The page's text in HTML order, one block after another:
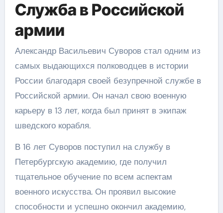
Служба в Российской
армии
Александр Васильевич Суворов стал одним из
самых выдающихся полководцев в истории
России благодаря своей безупречной службе в
Российской армии. Он начал свою военную
карьеру в 13 лет, когда был принят в экипаж
шведского корабля.
В 16 лет Суворов поступил на службу в
Петербургскую академию, где получил
тщательное обучение по всем аспектам
военного искусства. Он проявил высокие
способности и успешно окончил академию,